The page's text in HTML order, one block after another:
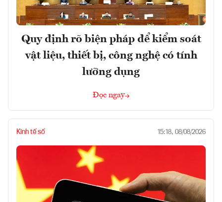
Quy định rõ biện pháp để kiểm soát
vật liệu, thiết bị, công nghệ có tính
lưỡng dụng
Đọc ngay
Kinh tế số 15:18, 08/08/2026